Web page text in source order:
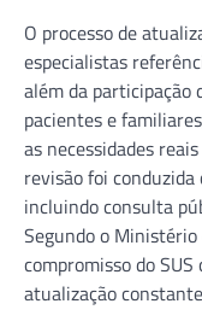
O processo de
especialistas
além da participação
pacientes e
as necessidades
revisão foi
incluindo consulta
Segundo o Ministério
compromisso do
atualização